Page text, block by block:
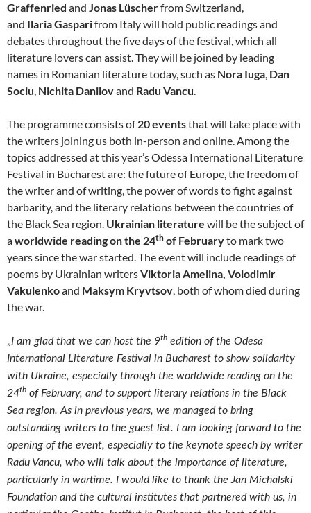
Graffenried and Jonas Lüscherfrom Switzerland,
and IlariaGasparifrom Italy will hold public readings and
debates throughout the five days of the festival, which all
literature lovers can assist. They will be joined by leading
names in Romanian literature today, such as Nora Iuga, Dan
Sociu, Nichita Danilovand Radu Vancu.
The programme consists of20 eventsthat will take place with
the writers joining us both in-person and online. Among the
topics addressed at this year’s Odessa International Literature
Festival in Bucharest are: the future of Europe, the freedom of
the writer and of writing, the power of words to fight against
barbarity, and the literary relations between the countries of
the Black Sea region. Ukrainian literature will be the subject of
aworldwide reading on the 24th of Februaryto mark two
years since the war started. The event will include readings of
poems by Ukrainian writersViktoria Amelina, Volodimir
Vakulenkoand Maksym Kryvtsov, both of whom died during
the war.
„I am glad that we can host the 9th edition of the Odesa
International Literature Festival in Bucharest to show solidarity
with Ukraine, especially through the worldwide reading on the
24th of February, and to support literary relations in the Black
Sea region. As in previous years, we managed to bring
outstanding writers to the guest list. I am looking forward to the
opening of the event, especially to the keynote speech by writer
Radu Vancu, who will talk about the importance of literature,
particularly in wartime. I would like to thank the Jan Michalski
Foundation and the cultural institutes that partnered with us, in